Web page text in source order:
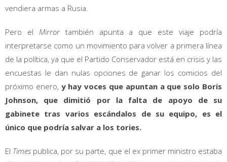
vendiera armas a Rusia.
Pero el Mirror también apunta a que este viaje podría
interpretarse como un movimiento para volver a primera línea
de la política, ya que el Partido Conservador está en crisis y las
encuestas le dan nulas opciones de ganar los comicios del
próximo enero, y hay voces que apuntan a que solo Boris
Johnson, que dimitió por la falta de apoyo de su
gabinete tras varios escándalos de su equipo, es el
único que podría salvar a los tories.
El Times publica, por su parte, que el ex primer ministro estaba